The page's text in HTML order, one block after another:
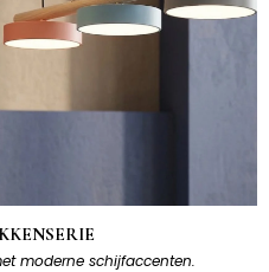
moderne schijfaccenten.